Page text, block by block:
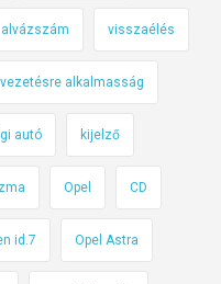
alvázszám visszaélés
vezetésre alkalmasság
autó kijelző
Opel CD
id.7 Opel Astra